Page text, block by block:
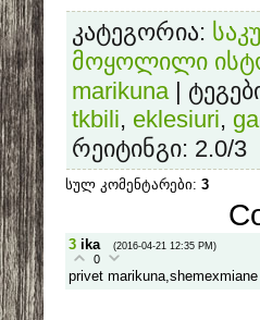
კატეგორია:
მოყოლილი
marikuna|
tkbili, eklesiuri,
რეიტინგი: 2.0/3
სულ კომენტარები: 3
3 ika (2016-04-21 12:35 PM)
0
privet